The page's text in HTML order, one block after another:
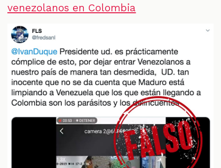
venezolanos en Colombia